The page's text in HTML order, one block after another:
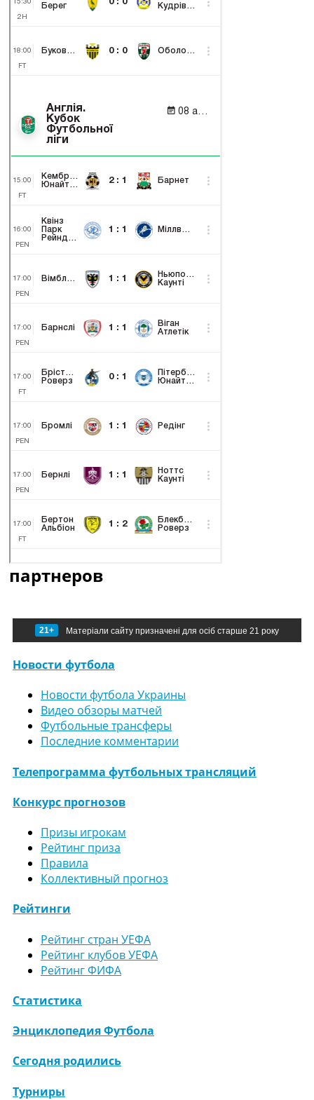
партнеров
21+ Матеріали сайту призначені для осіб старше 21 року
Новости футбола
Новости футбола Украины
Видео обзоры матчей
Футбольные трансферы
Последние комментарии
Телепрограмма футбольных трансляций
Конкурс прогнозов
Призы игрокам
Рейтинг приза
Правила
Коллективный прогноз
Рейтинги
Рейтинг стран УЕФА
Рейтинг клубов УЕФА
Рейтинг ФИФА
Статистика
Энциклопедия Футбола
Сегодня родились
Турниры